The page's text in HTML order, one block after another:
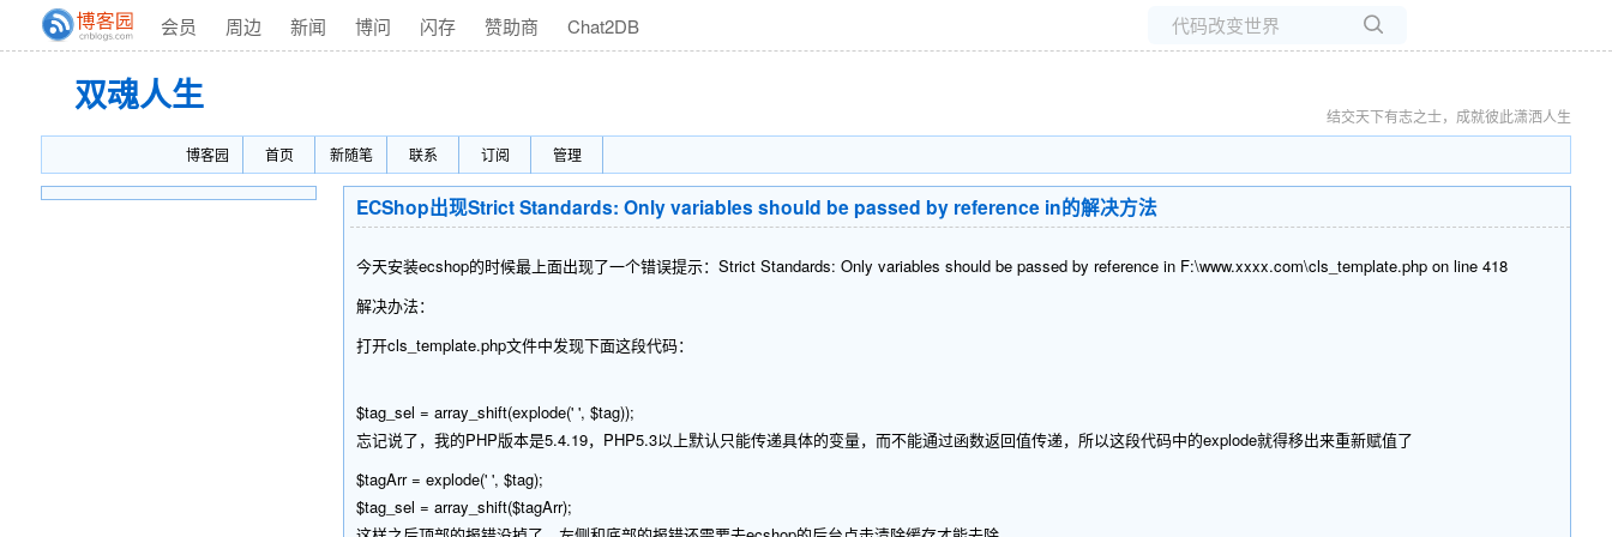
会员 周边 新闻 博问 闪存 赞助商 Chat2DB
当前博客
双魂人生
结交天下有志之士，成就彼此潇洒人生
博客园
首页 新随笔 联系 订阅 管理
ECShop出现Strict Standards: Only variables should be passed by reference in的解决方法
今天安装ecshop的时候最上面出现了一个错误提示：Strict Standards: Only variables should be passed by reference in F:\www.xxxx.com\cls_template.php on line 418
解决办法：
打开cls_template.php文件中发现下面这段代码：
$tag_sel = array_shift(explode(' ', $tag));
忘记说了，我的PHP版本是5.4.19，PHP5.3以上默认只能传递具体的变量，而不能通过函数返回值传递，所以这段代码中的explode就得移出来重新赋值了
$tagArr = explode(' ', $tag);
$tag_sel = array_shift($tagArr);